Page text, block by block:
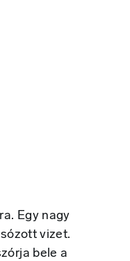
Egy nagy
vizet.
bele a